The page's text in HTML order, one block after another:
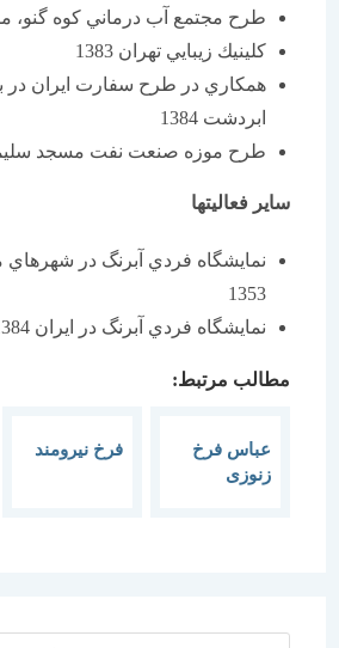
طرح مجتمع آب درماني كوه گنو، مشاور
كلينيك زيبايي تهران 1383
همكاري در طرح سفارت ايران در
ابردشت 1384
طرح موزه صنعت نفت مسجد سليمان 1384
ساير فعاليتها
نمايشگاه فردي آبرنگ در ايران 1384
مطالب مرتبط:
عباس فرخ
فرخ نیرومند